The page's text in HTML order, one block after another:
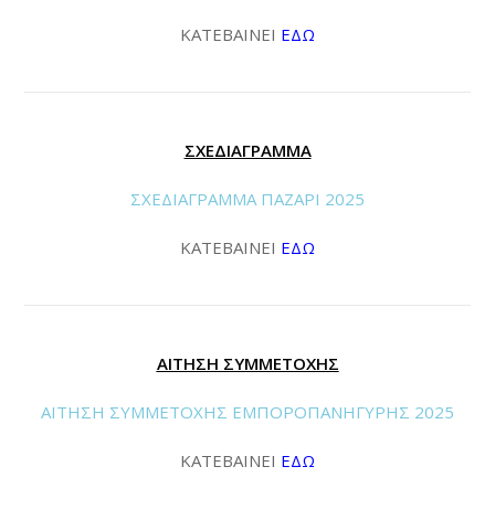
ΚΑΤΕΒΑΙΝΕΙ ΕΔΩ
ΣΧΕΔΙΑΓΡΑΜΜΑ
ΣΧΕΔΙΑΓΡΑΜΜΑ ΠΑΖΑΡΙ 2025
ΚΑΤΕΒΑΙΝΕΙ ΕΔΩ
ΑΙΤΗΣΗ ΣΥΜΜΕΤΟΧΗΣ
ΑΙΤΗΣΗ ΣΥΜΜΕΤΟΧΗΣ ΕΜΠΟΡΟΠΑΝΗΓΥΡΗΣ 2025
ΚΑΤΕΒΑΙΝΕΙ ΕΔΩ